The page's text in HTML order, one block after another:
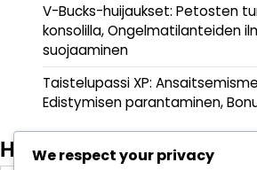
V-Bucks-huijaukset: Petosten
konsolilla, Ongelmatilanteiden
suojaaminen
Taistelupassi XP:
Edistymisen parantaminen,
HakuWe respect your privacy